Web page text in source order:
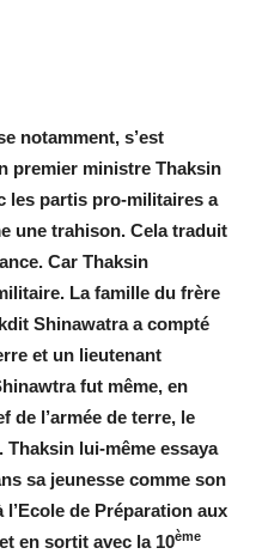
notamment, s’est
premier ministre Thaksin
les partis pro-militaires a
une trahison. Cela traduit
Car Thaksin
La famille du frère
Shinawatra a compté
et un lieutenant
fut même, en
de l’armée de terre, le
lui-même essaya
sa jeunesse comme son
de Préparation aux
en sortit avec la 10ème